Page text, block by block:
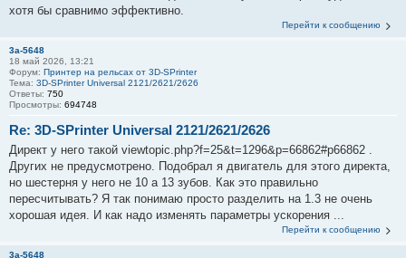
хотя бы сравнимо эффективно.
Перейти к сообщению
3a-5648
18 май 2026, 13:21
Форум: Принтер на рельсах от 3D-SPrinter
Тема: 3D-SPrinter Universal 2121/2621/2626
Ответы: 750
Просмотры: 694748
Re: 3D-SPrinter Universal 2121/2621/2626
Директ у него такой viewtopic.php?f=25&t=1296&p=66862#p66862 .
Других не предусмотрено. Подобрал я двигатель для этого директа,
но шестерня у него не 10 а 13 зубов. Как это правильно
пересчитывать? Я так понимаю просто разделить на 1.3 не очень
хорошая идея. И как надо изменять параметры ускорения ...
Перейти к сообщению
3a-5648